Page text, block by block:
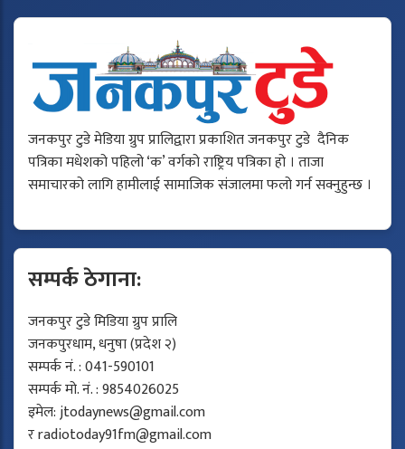
जनकपुर टुडे मेडिया ग्रुप प्रालिद्वारा प्रकाशित जनकपुर टुडे दैनिक
पत्रिका मधेशको पहिलो ‘क’ वर्गको राष्ट्रिय पत्रिका हो । ताजा
समाचारको लागि हामीलाई सामाजिक संजालमा फलो गर्न सक्नुहुन्छ ।
सम्पर्क ठेगाना:
जनकपुर टुडे मिडिया ग्रुप प्रालि
जनकपुरधाम, धनुषा (प्रदेश २)
सम्पर्क नं. : 041-590101
सम्पर्क मो. नं. : 9854026025
इमेल:jtodaynews@gmail.com
रradiotoday91fm@gmail.com